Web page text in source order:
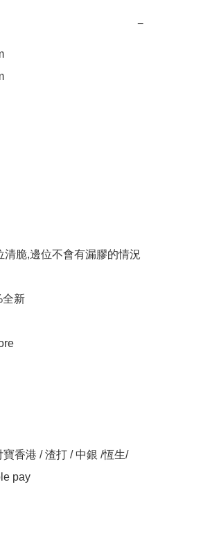
−
脆,邊位不會有漏膠的情況
全新
香港 / 渣打 / 中銀 /恆生/
pay